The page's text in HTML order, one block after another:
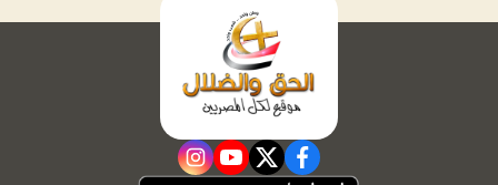
facebook
twitter
youtube
instagram